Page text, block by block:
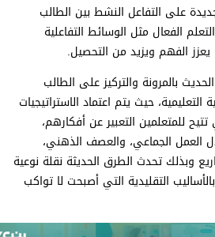
على التفاعل النشط بين الطالب
الفعال مثل الوسائط التفاعلية
الفهم ويزيد من التحصيل.
بالمرونة والتركيز على الطالب
حيث يتم اعتماد الاستراتيجيات
للمتعلمين التعبير عن أفكارهم،
الجماعي، والعصف الذهني،
وبذلك تحدث الطرق الحديثة نقلة نوعية
التقليدية التي أصبحت لا تواكب